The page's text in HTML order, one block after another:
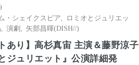
・シェイクスピア
ロミオとジュリエッ
演劇 矢部昌暉(DISH//)
あり】高杉真宙 主演＆藤野涼子
ジュリエット』公演詳細発